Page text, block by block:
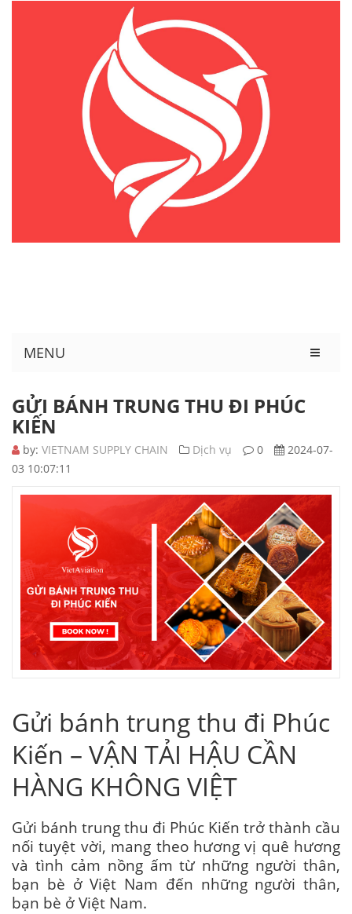
MENU
GỬI BÁNH TRUNG THU ĐI PHÚC
KIẾN
by: VIETNAM SUPPLY CHAIN Dịch vụ 0
2024-07-
03 10:07:11
Gửi bánh trung thu đi Phúc
Kiến – VẬN TẢI HẬU CẦN
HÀNG KHÔNG VIỆT
Gửi bánh trung thu đi Phúc Kiến trở thành cầu
nối tuyệt vời, mang theo hương vị quê hương
và tình cảm nồng ấm từ những người thân,
bạn bè ở Việt Nam đến những người thân,
bạn bè ở Việt Nam.